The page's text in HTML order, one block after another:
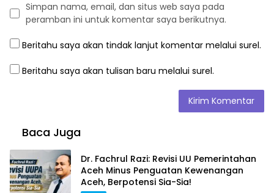
Simpan nama, email, dan situs web saya pada
peramban ini untuk komentar saya berikutnya.
Beritahu saya akan tindak lanjut komentar melalui surel.
Beritahu saya akan tulisan baru melalui surel.
Baca Juga
Dr. Fachrul Razi: Revisi UU Pemerintahan
Aceh Minus Penguatan Kewenangan
Aceh, Berpotensi Sia-Sia!